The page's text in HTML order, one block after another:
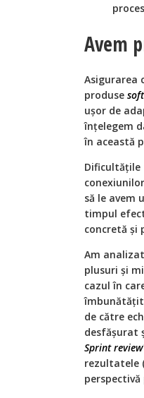
Avem
Asigurarea
produse
uşor de
înţelegem
în această
Dificultăţile
să le avem
timpul
concretă şi
Am
plusuri şi
cazul în
îmbunătăţit
de către
desfăşurat
Sprint review
rezultatele